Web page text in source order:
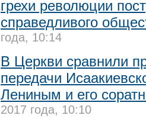
грехи революции
справедливого
года, 10:14
В Церкви сравнили
передачи
Лениным и его
2017 года, 10:10